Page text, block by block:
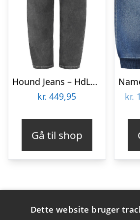
Hound Jeans – HdLoui – Baggy – Dark Grey Denim
kr. 449,95
Gå til shop
kr.
Varekategorier
Dette website bruger